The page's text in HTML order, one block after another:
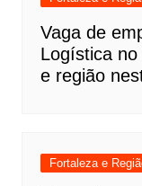
Vaga de
Logística
e região
Fortaleza e